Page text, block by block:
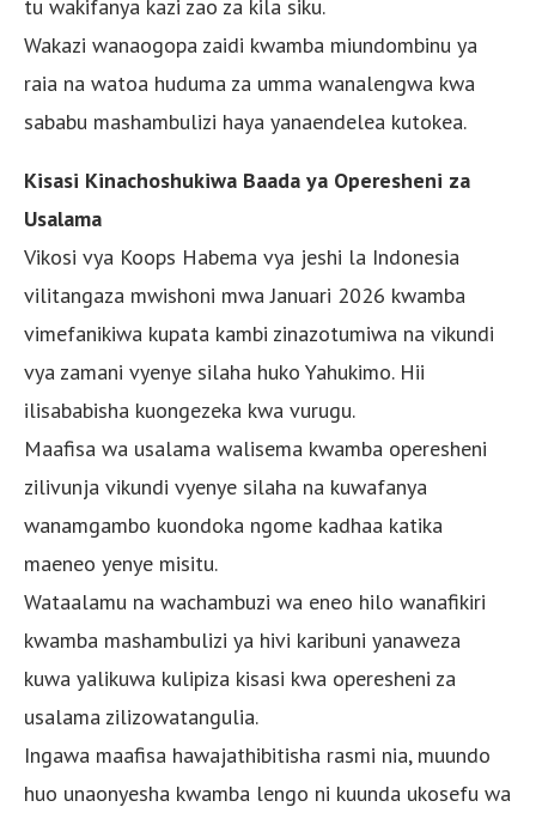
tu wakifanya kazi zao za kila siku.
Wakazi wanaogopa zaidi kwamba miundombinu ya
raia na watoa huduma za umma wanalengwa kwa
sababu mashambulizi haya yanaendelea kutokea.
Kisasi Kinachoshukiwa Baada ya Operesheni za
Usalama
Vikosi vya Koops Habema vya jeshi la Indonesia
vilitangaza mwishoni mwa Januari 2026 kwamba
vimefanikiwa kupata kambi zinazotumiwa na vikundi
vya zamani vyenye silaha huko Yahukimo. Hii
ilisababisha kuongezeka kwa vurugu.
Maafisa wa usalama walisema kwamba operesheni
zilivunja vikundi vyenye silaha na kuwafanya
wanamgambo kuondoka ngome kadhaa katika
maeneo yenye misitu.
Wataalamu na wachambuzi wa eneo hilo wanafikiri
kwamba mashambulizi ya hivi karibuni yanaweza
kuwa yalikuwa kulipiza kisasi kwa operesheni za
usalama zilizowatangulia.
Ingawa maafisa hawajathibitisha rasmi nia, muundo
huo unaonyesha kwamba lengo ni kuunda ukosefu wa